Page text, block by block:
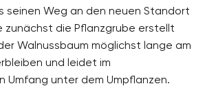
seinen Weg an den neuen Standort
zunächst die Pflanzgrube erstellt
Walnussbaum möglichst lange am
und leidet im
Umfang unter dem Umpflanzen.